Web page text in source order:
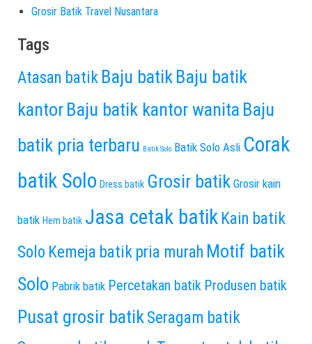
Grosir Batik Travel Nusantara
Tags
Atasan batik Baju batik Baju batik
kantor Baju batik kantor wanita Baju
batik pria terbaru Batik Solo Batik Solo Asli Corak
batik Solo Dress batik Grosir batik Grosir kain
batik Hem batik Jasa cetak batik Kain batik
Solo Kemeja batik pria murah Motif batik
Solo Pabrik batik Percetakan batik Produsen batik
Pusat grosir batikSeragam batik